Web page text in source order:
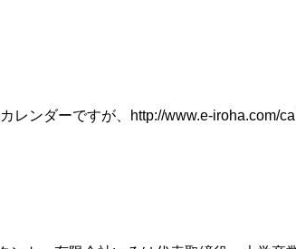
レンダーですが、http://www.e-iroha.com/